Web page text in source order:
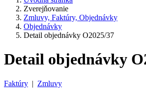
Zverejňovanie
Zmluvy, Faktúry, Objednávky
Objednávky
Detail objednávky O2025/37
Detail objednávky
Faktúry | Zmluvy